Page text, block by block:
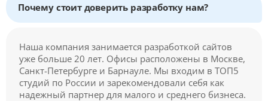
Почему стоит доверить разработку нам?
Наша компания занимается разработкой сайтов
уже больше 20 лет. Офисы расположены в Москве,
Санкт-Петербурге и Барнауле. Мы входим в ТОП5
студий по России и зарекомендовали себя как
надежный партнер для малого и среднего бизнеса.